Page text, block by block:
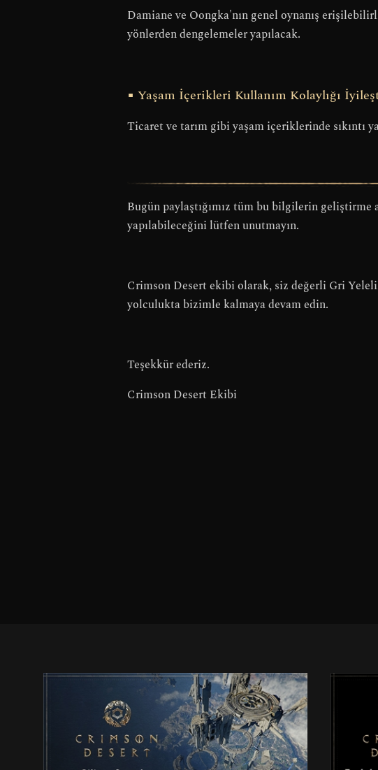
Damiane ve Oongka'nın genel oynanış
yönlerden dengelemeler yapılacak.
■ Yaşam İçerikleri Kullanım Kolaylığı
Ticaret ve tarım gibi yaşam içeriklerinde sıkıntı
Bugün paylaştığımız tüm bu bilgilerin geliştirme
yapılabileceğini lütfen unutmayın.
Crimson Desert ekibi olarak, siz değerli Gri
yolculukta bizimle kalmaya devam edin.
Teşekkür ederiz.
Crimson Desert Ekibi